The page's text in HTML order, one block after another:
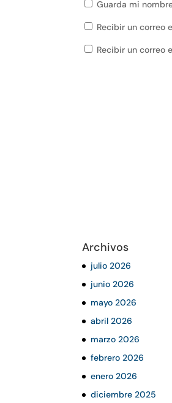
Guarda mi
Recibir un correo
Recibir un correo
Archivos
julio 2026
junio 2026
mayo 2026
abril 2026
marzo 2026
febrero 2026
enero 2026
diciembre 2025